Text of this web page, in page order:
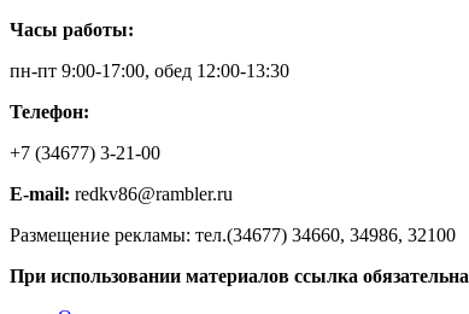
Часы работы:
пн-пт 9:00-17:00, обед 12:00-13:30
Телефон:
+7 (34677) 3-21-00
E-mail: redkv86@rambler.ru
Размещение рекламы: тел.(34677) 34660, 34986, 32100
При использовании материалов ссылка обязательна